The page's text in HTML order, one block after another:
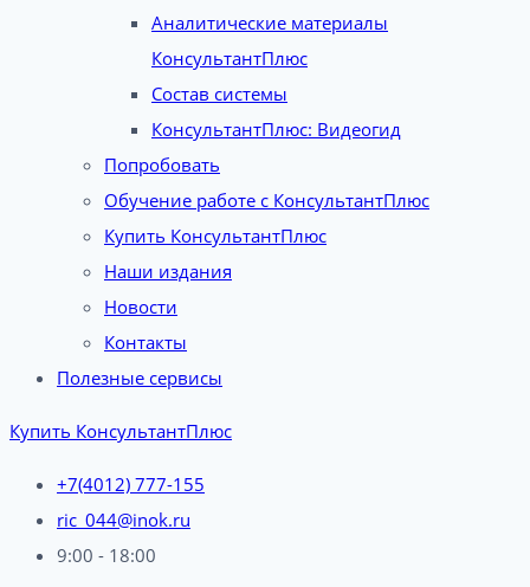
Аналитические материалы
КонсультантПлюс
Состав системы
КонсультантПлюс: Видеогид
Попробовать
Обучение работе с КонсультантПлюс
Купить КонсультантПлюс
Наши издания
Новости
Контакты
Полезные сервисы
Купить КонсультантПлюс
+7(4012) 777-155
ric_044@inok.ru
9:00 - 18:00